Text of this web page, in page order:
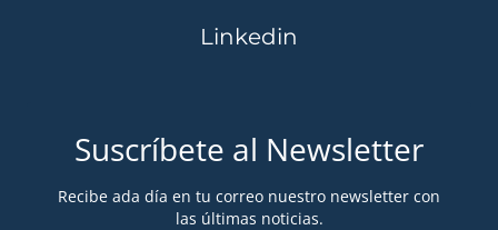
Linkedin
Suscríbete al Newsletter
Recibe ada día en tu correo nuestro newsletter con
las últimas noticias.